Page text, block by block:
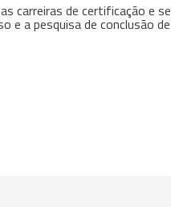
carreiras de certificação e
e a pesquisa de conclusão